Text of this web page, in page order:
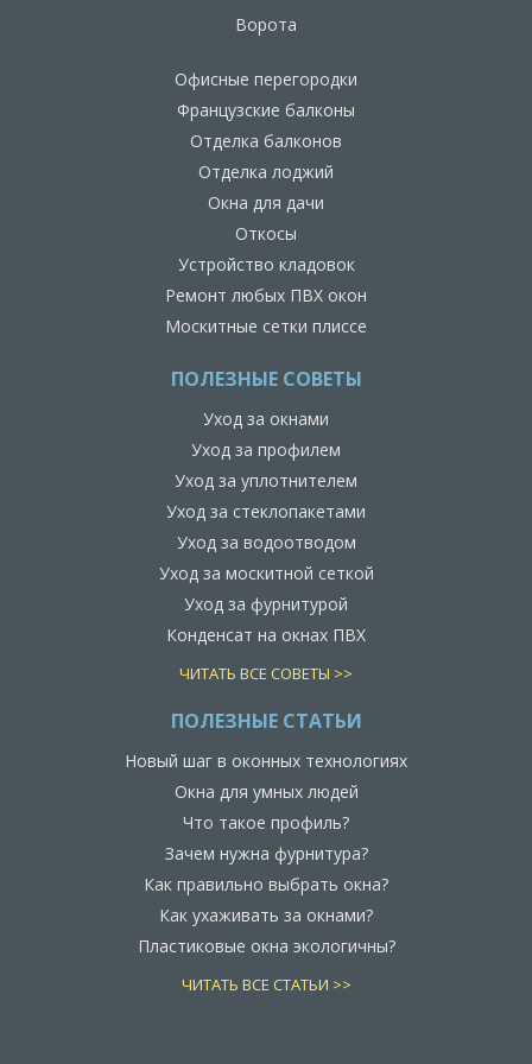
Ворота
Офисные перегородки
Французские балконы
Отделка балконов
Отделка лоджий
Окна для дачи
Откосы
Устройство кладовок
Ремонт любых ПВХ окон
Москитные сетки плиссе
ПОЛЕЗНЫЕ СОВЕТЫ
Уход за окнами
Уход за профилем
Уход за уплотнителем
Уход за стеклопакетами
Уход за водоотводом
Уход за москитной сеткой
Уход за фурнитурой
Конденсат на окнах ПВХ
ЧИТАТЬ ВСЕ СОВЕТЫ >>
ПОЛЕЗНЫЕ СТАТЬИ
Новый шаг в оконных технологиях
Окна для умных людей
Что такое профиль?
Зачем нужна фурнитура?
Как правильно выбрать окна?
Как ухаживать за окнами?
Пластиковые окна экологичны?
ЧИТАТЬ ВСЕ СТАТЬИ >>